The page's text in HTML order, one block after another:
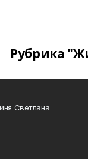
Рубрика
Светлана